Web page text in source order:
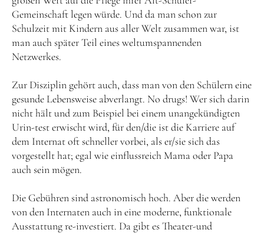
Gemeinschaft legen würde. Und da man schon zur
Schulzeit mit Kindern aus aller Welt zusammen war, ist
man auch später Teil eines weltumspannenden
Netzwerkes.
Zur Disziplin gehört auch, dass man von den Schülern eine
gesunde Lebensweise abverlangt. No drugs! Wer sich darin
nicht hält und zum Beispiel bei einem unangekündigten
Urin-test erwischt wird, für den/die ist die Karriere auf
dem Internat oft schneller vorbei, als er/sie sich das
vorgestellt hat; egal wie einflussreich Mama oder Papa
auch sein mögen.
Die Gebühren sind astronomisch hoch. Aber die werden
von den Internaten auch in eine moderne, funktionale
Ausstattung re-investiert. Da gibt es Theater-und